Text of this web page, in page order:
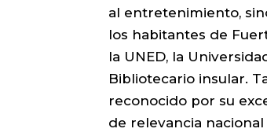
al entretenimiento,
los habitantes de
la UNED, la
Bibliotecario insular.
reconocido por su
de relevancia